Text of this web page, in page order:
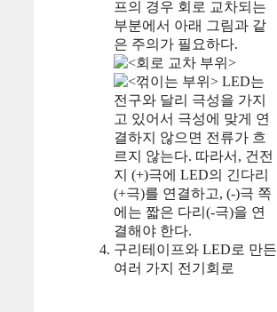
프의 경우 회로 교차되는
부분에서 아래 그림과 같
은 주의가 필요하다.
LED는
전구와 달리 극성을 가지
고 있어서 극성에 맞게 연
결하지 않으면 전류가 흐
르지 않는다. 따라서, 건전
지 (+)극에 LED의 긴다리
(+극)를 연결하고, (-)극 쪽
에는 짧은 다리(-극)을 연
결해야 한다.
구리테이프와 LED로 만든
여러 가지 전기회로